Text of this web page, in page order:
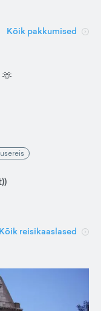
Kõik pakkumised
Kõik reisikaaslased